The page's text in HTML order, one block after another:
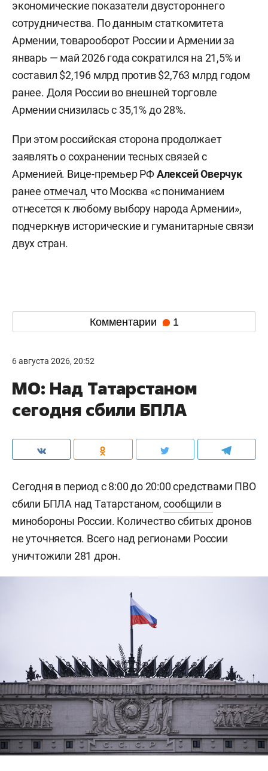
экономические показатели двустороннего
сотрудничества. По данным статкомитета
Армении, товарооборот России и Армении за
январь — май 2026 года сократился на 21,5% и
составил $2,196 млрд против $2,763 млрд годом
ранее. Доля России во внешней торговле
Армении снизилась с 35,1% до 28%.
При этом российская сторона продолжает
заявлять о сохранении тесных связей с
Арменией. Вице-премьер РФАлексей Оверчук
ранее отмечал, что Москва «с пониманием
отнесется к любому выбору народа Армении»,
подчеркнув исторические и гуманитарные связи
двух стран.
Комментарии 1
6 августа 2026, 20:52
МО: Над Татарстаном
сегодня сбили БПЛА
Сегодня в период с 8:00 до 20:00 средствами ПВО
сбили БПЛА над Татарстаном,сообщили в
минобороны России. Количество сбитых дронов
не уточняется. Всего над регионами России
уничтожили 281 дрон.